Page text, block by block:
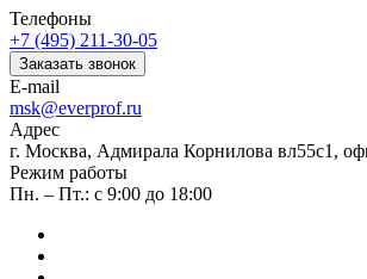
Телефоны
+7 (495) 211-30-05
Заказать звонок
E-mail
msk@everprof.ru
Адрес
г. Москва, Адмирала Корнилова вл55с1,
Режим работы
Пн. – Пт.: с 9:00 до 18:00